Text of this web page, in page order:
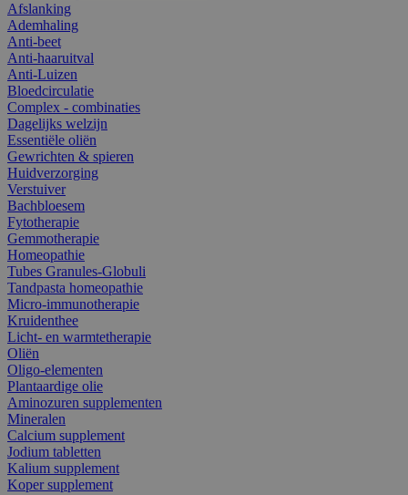
Afslanking
Ademhaling
Anti-beet
Anti-haaruitval
Anti-Luizen
Bloedcirculatie
Complex - combinaties
Dagelijks welzijn
Essentiële oliën
Gewrichten & spieren
Huidverzorging
Verstuiver
Bachbloesem
Fytotherapie
Gemmotherapie
Homeopathie
Tubes Granules-Globuli
Tandpasta homeopathie
Micro-immunotherapie
Kruidenthee
Licht- en warmtetherapie
Oliën
Oligo-elementen
Plantaardige olie
Aminozuren supplementen
Mineralen
Calcium supplement
Jodium tabletten
Kalium supplement
Koper supplement